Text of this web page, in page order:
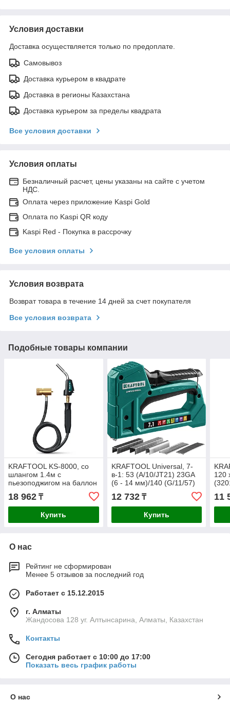
Условия доставки
Доставка осуществляется только по предоплате.
Самовывоз
Доставка курьером в квадрате
Доставка в регионы Казахстана
Доставка курьером за пределы квадрата
Все условия доставки
Условия оплаты
Безналичный расчет, цены указаны на сайте с учетом
НДС.
Оплата через приложение Kaspi Gold
Оплата по Kaspi QR коду
Kaspi Red - Покупка в рассрочку
Все условия оплаты
Условия возврата
Возврат товара в течение 14 дней за счет покупателя
Все условия возврата
Подобные товары компании
KRAFTOOL KS-8000, со
шлангом 1.4м с
пьезоподжигом на баллон
турбо нагрев + 30%
2000°C, Газовая горелка
Blue
18 962 ₸
Купить
KRAFTOOL Universal, 7-
в-1: 53 (A/10/JT21) 23GA
(6 - 14 мм)/140 (G/11/57)
20GA (8 - 14
мм)/13/53F/36/500,
12 732₸
Купить
120
11
О нас
Рейтинг не сформирован
Менее 5 отзывов за последний год
Работает с 15.12.2015
г. Алматы
Жандосова 128 уг. Алтынсарина, Алматы, Казахстан
Контакты
Сегодня работает с 10:00 до 17:00
Показать весь график работы
О нас